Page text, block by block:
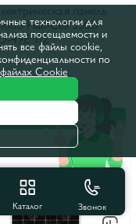
панель
Half-Cell 550В
49E 1/2
В рассрочку
Каталог Звонок
технологии для
посещаемости и
все файлы cookie,
по
Cookie